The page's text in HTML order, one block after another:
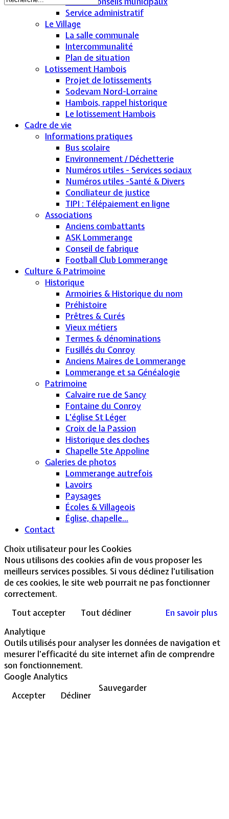
Service administratif
Le Village
La salle communale
Intercommunalité
Plan de situation
Lotissement Hambois
Projet de lotissements
Sodevam Nord-Lorraine
Hambois, rappel historique
Le lotissement Hambois
Cadre de vie
Informations pratiques
Bus scolaire
Environnement / Déchetterie
Numéros utiles - Services sociaux
Numéros utiles -Santé & Divers
Conciliateur de justice
TIPI : Télépaiement en ligne
Associations
Anciens combattants
ASK Lommerange
Conseil de fabrique
Football Club Lommerange
Culture & Patrimoine
Historique
Armoiries & Historique du nom
Préhistoire
Prêtres & Curés
Vieux métiers
Termes & dénominations
Fusillés du Conroy
Anciens Maires de Lommerange
Lommerange et sa Généalogie
Patrimoine
Calvaire rue de Sancy
Fontaine du Conroy
L'église St Léger
Croix de la Passion
Historique des cloches
Chapelle Ste Appoline
Galeries de photos
Lommerange autrefois
Lavoirs
Paysages
Écoles & Villageois
Église, chapelle...
Contact
Choix utilisateur pour les Cookies
Nous utilisons des cookies afin de vous proposer les
meilleurs services possibles. Si vous déclinez l'utilisation
de ces cookies, le site web pourrait ne pas fonctionner
correctement.
Tout accepter
Tout décliner
En savoir plus
Analytique
Outils utilisés pour analyser les données de navigation et
mesurer l'efficacité du site internet afin de comprendre
son fonctionnement.
Google Analytics
Accepter
Décliner
Sauvegarder